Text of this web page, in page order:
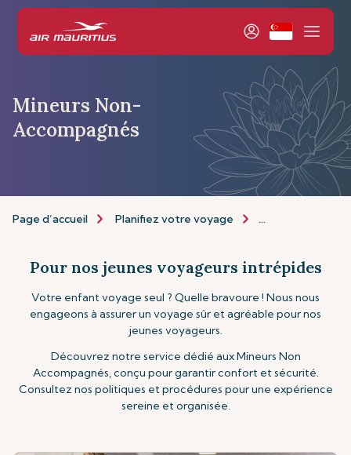
Mineurs Non-
Accompagnés
Page d’accueil Planifiez votre voyage Informations de
Pour nos jeunes voyageurs intrépides
Votre enfant voyage seul ? Quelle bravoure ! Nous nous
engageons à assurer un voyage sûr et agréable pour nos
jeunes voyageurs.
Découvrez notre service dédié aux Mineurs Non
Accompagnés, conçu pour garantir confort et sécurité.
Consultez nos politiques et procédures pour une expérience
sereine et organisée.